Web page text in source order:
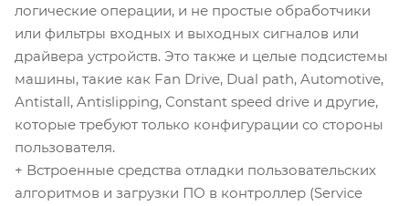
логические операции, и не простые обработчики
или фильтры входных и выходных сигналов или
драйвера устройств. Это также и целые подсистемы
машины, такие как Fan Drive, Dual path, Automotive,
Antistall, Antislipping, Constant speed drive и другие,
которые требуют только конфигурации со стороны
пользователя.
+ Встроенные средства отладки пользовательских
алгоритмов и загрузки ПО в контроллер (Service